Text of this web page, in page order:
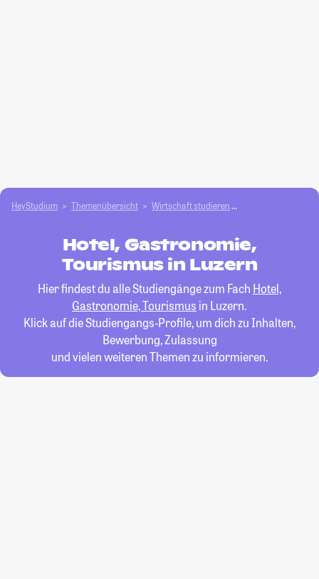
HeyStudium Themenübersicht Wirtschaft studieren
Hotel, Gastronomie,
Tourismus in Luzern
Hier findest du alle Studiengänge zum Fach Hotel,
Gastronomie, Tourismus in Luzern.
Klick auf die Studiengangs-Profile, um dich zu Inhalten,
Bewerbung, Zulassung
und vielen weiteren Themen zu informieren.